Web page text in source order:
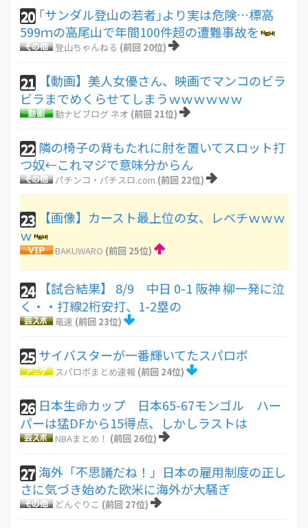
20 ｢サンダル登山の若者｣より実は危険…標高
599ｍの高尾山で年間100件超の遭難事故を
登山ちゃんねる (前回 20位)
21
【動画】美人女優さん、映画でマンコのビラ
ビラまでめくらせてしまうｗｗｗｗｗｗ
動ナビブログ ネオ (前回 21位)
22 隣の椅子の背もたれに肘を置いてスロット打
つ奴←これマジで意味分からん
パチンコ・パチスロ.com (前回 22位)
23
【画像】カースト最上位の女、レベチｗｗｗ
ｗ
BAKUWARO (前回 25位)
24
【試合結果】 8/9 中日 0-1 阪神 柳一発に泣
く・・打線2桁安打、1-2塁の
竜速 (前回 23位)
25 サイバスターが一番輝いてたスパロボ
スパロボまとめ速報 (前回 24位)
26 日本生命カップ 日本65-67モンゴル ハー
パーは猛DFから15得点、しかしラストは
NBAまとめ！ (前回 26位)
27 海外「不思議だね！」日本の雇用制度の正し
さに気づき始めた欧米に海外が大騒ぎ
どんぐりこ (前回 27位)